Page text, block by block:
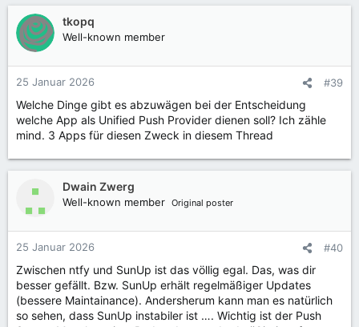
tkopq
Well-known member
25 Januar 2026 #39
Welche Dinge gibt es abzuwägen bei der Entscheidung
welche App als Unified Push Provider dienen soll? Ich zähle
mind. 3 Apps für diesen Zweck in diesem Thread
Dwain Zwerg
Well-known member Original poster
25 Januar 2026 #40
Zwischen ntfy und SunUp ist das völlig egal. Das, was dir
besser gefällt. Bzw. SunUp erhält regelmäßiger Updates
(bessere Maintainance). Andersherum kann man es natürlich
so sehen, dass SunUp instabiler ist …. Wichtig ist der Push